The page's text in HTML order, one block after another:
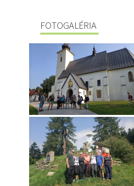
FOTOGALÉRIA